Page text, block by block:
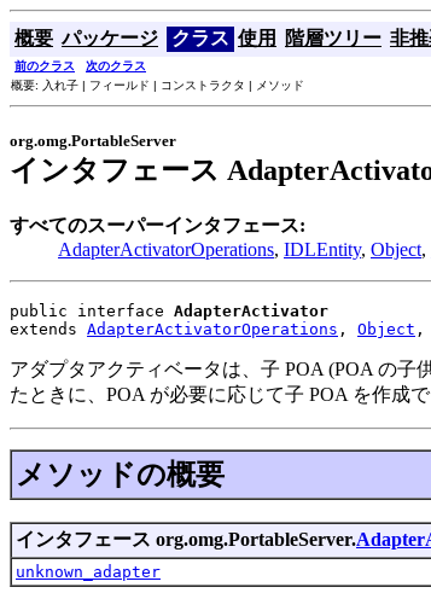
概要 パッケージ クラス 使用 階層ツリー 非推
前のクラス 次のクラス
概要: 入れ子 | フィールド | コンストラクタ | メソッド
org.omg.PortableServer
インタフェース
すべてのスーパーインタフェース:
AdapterActivatorOperations, IDLEntity, Object,
public interface AdapterActivator
extends AdapterActivatorOperations , Object ,
アダプタアクティベータは、子 POA (POA の子
たときに、POA が必要に応じて子 POA を作成
メソッドの概要
インタフェース org.omg.PortableServer.
unknown_adapter